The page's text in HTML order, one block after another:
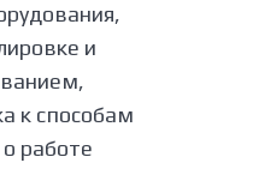
и
к способам
работе